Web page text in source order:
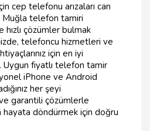
cep telefonu arızaları can
Muğla telefon tamiri
çözümler bulmak
telefoncu hizmetleri ve
için en iyi
Uygun fiyatlı telefon tamir
iPhone ve Android
her şeyi
garantili çözümlerle
hayata döndürmek için doğru